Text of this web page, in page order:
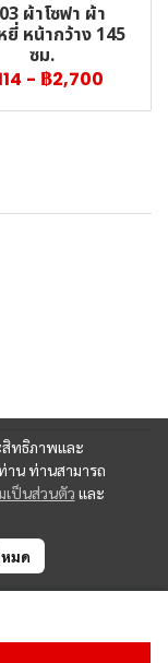
ผ้าโซฟา ผ้า
ยี่ หน้ากว้าง 145
ซม.
- ฿2,700
สิทธิภาพและ
าน ท่านสามารถ
เป็นส่วนตัว และ
มด